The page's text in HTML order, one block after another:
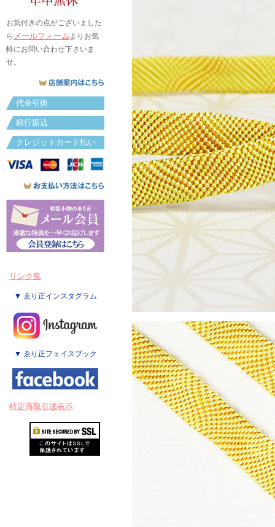
お気付きの点がございました
ら メールフォームよりお気
軽にお問い合わせ下さいま
せ。
代金引換
銀行振込
クレジットカード払い
リンク集
▼ ゑり正インスタグラム
▼ ゑり正フェイスブック
特定商取引法表示